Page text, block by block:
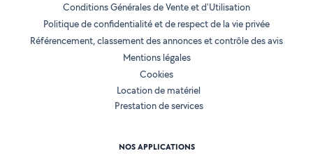
Conditions Générales de Vente et d'Utilisation
Politique de confidentialité et de respect de la vie privée
Référencement, classement des annonces et contrôle des avis
Mentions légales
Cookies
Location de matériel
Prestation de services
NOS APPLICATIONS